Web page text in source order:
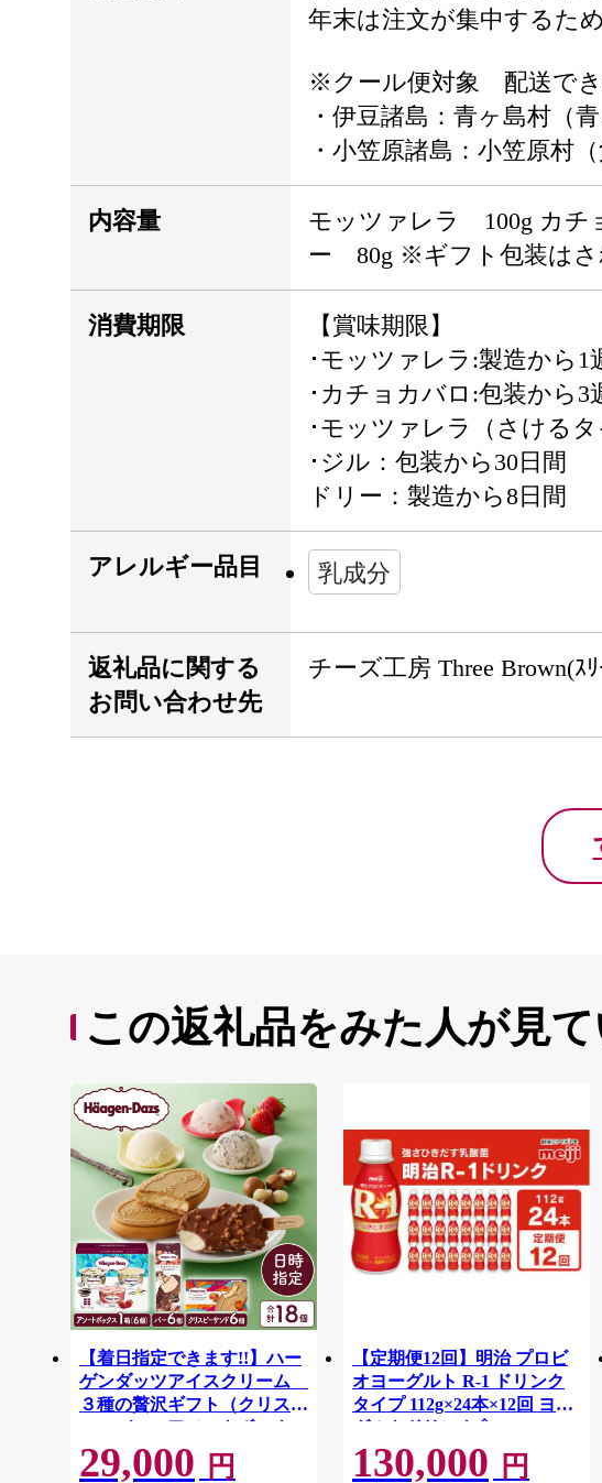
年末は注文が集中するた
※クール便対象 配送で
・伊豆諸島：青ヶ島村（
・小笠原諸島：小笠原村
内容量
モッツァレラ 100g カチ
ー 80g ※ギフト包装はさ
消費期限
【賞味期限】
･モッツァレラ:製造から1
･カチョカバロ:包装から3
･モッツァレラ（さける
･ジル：包装から30日間
ドリー：製造から8日間
アレルギー品目 乳成分
返礼品に関する
お問い合わせ先
チーズ工房 Three Brown(
この返礼品をみた人が見
【着日指定できます!!】ハー
ゲンダッツアイスクリーム
３種の贅沢ギフト（クリスピ
ー・バー・アソートボック
ス）_H0016-123
29,000 円
【定期便12回】明治 プロビ
オヨーグルト R-1 ドリンク
タイプ 112g×24本×12回 ヨー
グルトドリンク◇
130,000 円